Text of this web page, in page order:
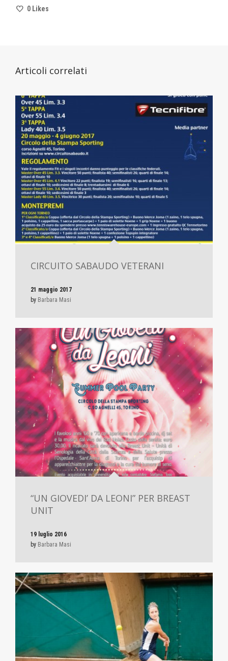
0 Likes
Articoli correlati
CIRCUITO SABAUDO VETERANI
21 maggio 2017
by Barbara Masi
“UN GIOVEDI’ DA LEONI” PER BREAST
UNIT
19 luglio 2016
by Barbara Masi